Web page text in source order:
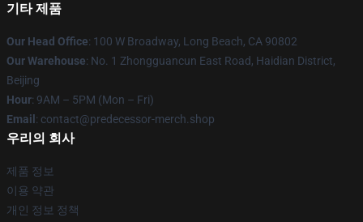
기타 제품
Our Head Office: 100 W Broadway, Long Beach, CA 90802
Our Warehouse: No. 1 Zhongguancun East Road, Haidian District,
Beijing
Hour: 9AM – 5PM (Mon – Fri)
Email : contact@predecessor-merch.shop
우리의 회사
제품 정보
이용 약관
개인 정보 정책